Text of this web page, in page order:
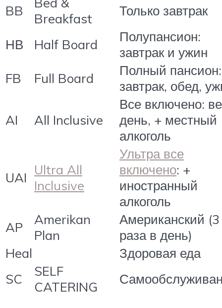
BB
Breakfast
Только завтрак
НВ Half Board
Полупансион:
завтрак и ужин
FB
Full Board
Полный пансион:
завтрак, обед,
AI All Inclusive
Все включено:
день, + местный
алкоголь
UAI Ultra All
Inclusive
Ультра все
включено: +
иностранный
алкоголь
AP
Amerikan
Plan
Американский (3
раза в день)
Heal
Здоровая еда
SC
SELF
CATERING